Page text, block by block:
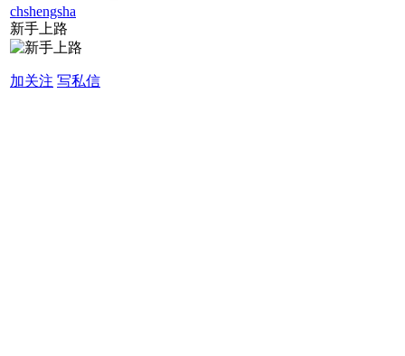
chshengsha
新手上路
加关注 写私信